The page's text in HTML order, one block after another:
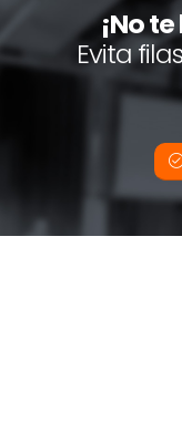
¡No
Evita